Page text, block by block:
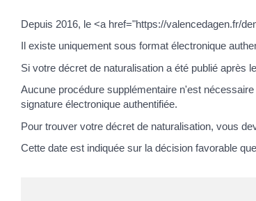
Depuis 2016, le <a href="https://valencedagen.fr/
Il existe uniquement sous format électronique
Si votre décret de naturalisation a été publié après
Aucune procédure supplémentaire n'est
signature électronique authentifiée.
Pour trouver votre décret de naturalisation, vous
Cette date est indiquée sur la décision favorable